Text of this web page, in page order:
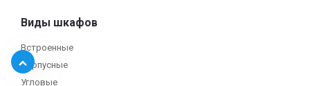
Виды шкафов
Встроенные
Корпусные
Угловые